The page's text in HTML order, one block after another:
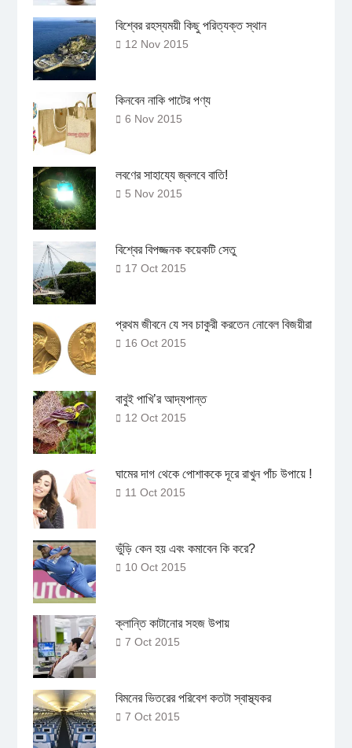
বিশ্বের রহস্যময়ী কিছু পরিত্যক্ত স্থান
12 Nov 2015
কিনবেন নাকি পাটের পণ্য
6 Nov 2015
লবণের সাহায্যে জ্বলবে বাতি!
5 Nov 2015
বিশ্বের বিপজ্জনক কয়েকটি সেতু
17 Oct 2015
প্রথম জীবনে যে সব চাকুরী করতেন নোবেল বিজয়ীরা
16 Oct 2015
বাবুই পাখি’র আদ্যপান্ত
12 Oct 2015
ঘামের দাগ থেকে পোশাককে দূরে রাখুন পাঁচ উপায়ে !
11 Oct 2015
ভুঁড়ি কেন হয় এবং কমাবেন কি করে?
10 Oct 2015
ক্লান্তি কাটানোর সহজ উপায়
7 Oct 2015
বিমনের ভিতরের পরিবেশ কতটা স্বাস্থ্যকর
7 Oct 2015